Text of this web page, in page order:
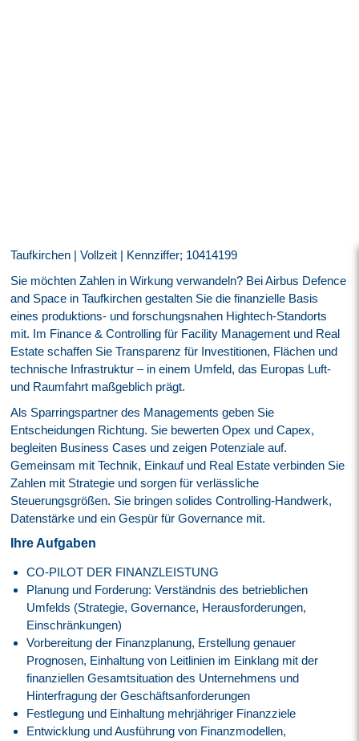
Taufkirchen | Vollzeit | Kennziffer; 10414199
Sie möchten Zahlen in Wirkung verwandeln? Bei Airbus Defence
and Space in Taufkirchen gestalten Sie die finanzielle Basis
eines produktions- und forschungsnahen Hightech-Standorts
mit. Im Finance & Controlling für Facility Management und Real
Estate schaffen Sie Transparenz für Investitionen, Flächen und
technische Infrastruktur – in einem Umfeld, das Europas Luft-
und Raumfahrt maßgeblich prägt.
Als Sparringspartner des Managements geben Sie
Entscheidungen Richtung. Sie bewerten Opex und Capex,
begleiten Business Cases und zeigen Potenziale auf.
Gemeinsam mit Technik, Einkauf und Real Estate verbinden Sie
Zahlen mit Strategie und sorgen für verlässliche
Steuerungsgrößen. Sie bringen solides Controlling-Handwerk,
Datenstärke und ein Gespür für Governance mit.
Ihre Aufgaben
CO-PILOT DER FINANZLEISTUNG
Planung und Forderung: Verständnis des betrieblichen
Umfelds (Strategie, Governance, Herausforderungen,
Einschränkungen)
Vorbereitung der Finanzplanung, Erstellung genauer
Prognosen, Einhaltung von Leitlinien im Einklang mit der
finanziellen Gesamtsituation des Unternehmens und
Hinterfragung der Geschäftsanforderungen
Festlegung und Einhaltung mehrjähriger Finanzziele
Entwicklung und Ausführung von Finanzmodellen,